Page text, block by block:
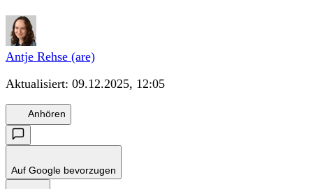
Antje Rehse (are)
Aktualisiert: 09.12.2025, 12:05
Anhören
Auf Google bevorzugen